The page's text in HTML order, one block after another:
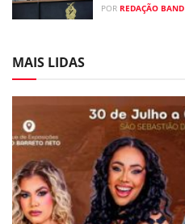
POR REDAÇÃO BAND
MAIS LIDAS